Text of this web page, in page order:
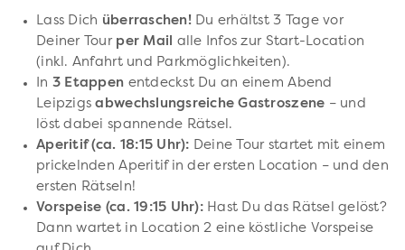
Lass Dich überraschen!Du erhältst 3 Tage vor
Deiner Tour per Mail
alle Infos zur Start-Location
(inkl. Anfahrt und Parkmöglichkeiten).
In 3 Etappen entdeckst Du an einem Abend
Leipzigsabwechslungsreiche Gastroszene – und
löst dabei spannende Rätsel.
Aperitif (ca. 18:15 Uhr): Deine Tour startet mit einem
prickelnden Aperitif in der ersten Location – und den
ersten Rätseln!
Vorspeise (ca. 19:15 Uhr):Hast Du das Rätsel gelöst?
Dann wartet in Location 2 eine köstliche Vorspeise